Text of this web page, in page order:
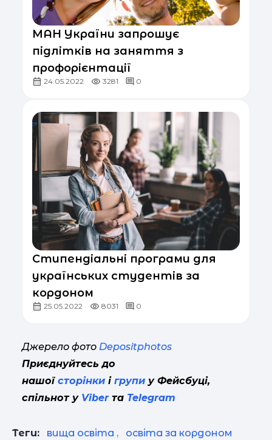
МАН України запрошує
підлітків на заняття з
профорієнтації
24.05.2022 3281 0
Стипендіальні програми для
українських студентів за
кордоном
25.05.2022 8031 0
Джерело фото Depositphotos
Приєднуйтесь до
нашоїсторінки ігрупи у Фейсбуці,
спільнот уViberта Telegram
Теги: вища освіта , освіта за кордоном